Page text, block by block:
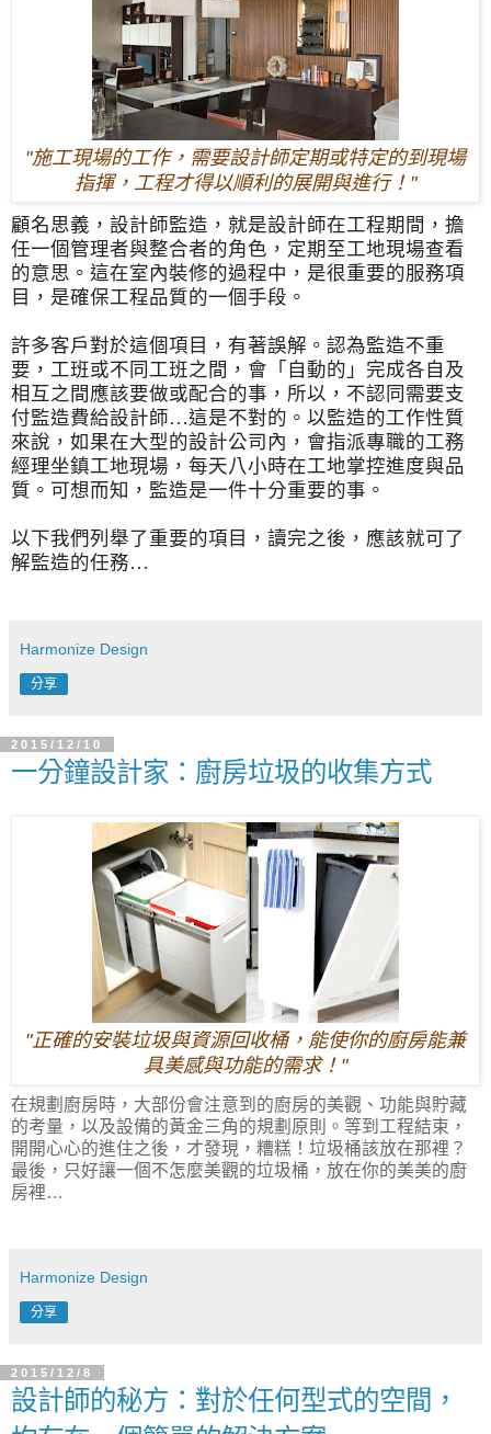
"施工現場的工作，需要設計師定期或特定的到現場
指揮，工程才得以順利的展開與進行！ "
顧名思義，設計師監造，就是設計師在工程期間， 擔
任一個管理者與整合者的角色，定期至工地現場查看
的意思。 這在室內裝修的過程中，是很重要的服務項
目， 是確保工程品質的一個手段。
許多客戶對於這個項目，有著誤解。認為監造不重
要， 工班或不同工班之間，會「自動的」 完成各自及
相互之間應該要做或配合的事，所以， 不認同需要支
付監造費給設計師…這是不對的。 以監造的工作性質
來說，如果在大型的設計公司內， 會指派專職的工務
經理坐鎮工地現場， 每天八小時在工地掌控進度與品
質。可想而知， 監造是一件十分重要的事。
以下我們列舉了重要的項目，讀完之後，應該就可了
解監造的任務…
Harmonize Design
分享
2015/12/10
一分鐘設計家：廚房垃圾的收集方式
"正確的安裝垃圾與資源回收桶，能使你的廚房能兼
具美感與功能的需求！"
在規劃廚房時，大部份會注意到的廚房的美觀、功能與貯藏
的考量，以及設備的黃金三角的規劃原則。等到工程結束，
開開心心的進住之後，才發現，糟糕！垃圾桶該放在那裡？
最後，只好讓一個不怎麼美觀的垃圾桶，放在你的美美的廚
房裡…
Harmonize Design
分享
2015/12/8
設計師的秘方：對於任何型式的空間，